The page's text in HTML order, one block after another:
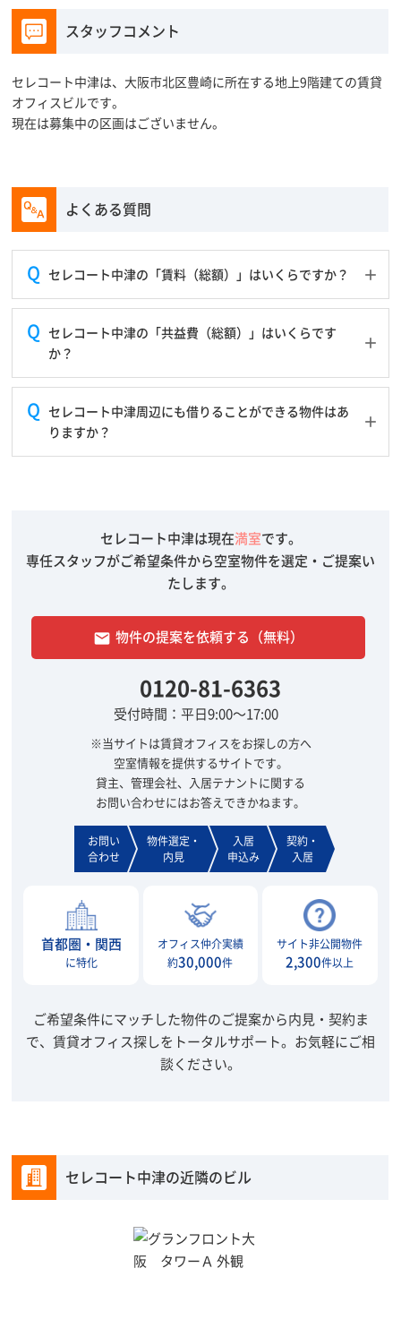
スタッフコメント
セレコート中津は、大阪市北区豊崎に所在する地上9階建ての賃貸
オフィスビルです。
現在は募集中の区画はございません。
よくある質問
セレコート中津の「賃料（総額）」はいくらですか？
セレコート中津の「共益費（総額）」はいくらです
か？
セレコート中津周辺にも借りることができる物件はあ
りますか？
セレコート中津は現在満室です。
専任スタッフがご希望条件から空室物件を選定・ご提案い
たします。
email 物件の提案を依頼する（無料）
0120-81-6363
受付時間：平日9:00～17:00
※当サイトは賃貸オフィスをお探しの方へ
空室情報を提供するサイトです。
貸主、管理会社、入居テナントに関する
お問い合わせにはお答えできかねます。
お問い
合わせ
物件選定・
内見
入居
申込み
契約・
入居
首都圏・関西
に特化
オフィス仲介実績
約30,000件
サイト非公開物件
2,300件以上
ご希望条件にマッチした物件のご提案から内見・契約ま
で、賃貸オフィス探しをトータルサポート。 お気軽にご相
談ください。
セレコート中津の近隣のビル